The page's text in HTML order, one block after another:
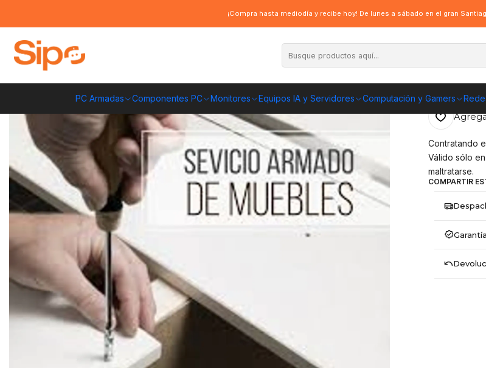
PC Armadas Componentes PC Monitores Equipos IA y Servidores Computación y Gamers
¡Compra hasta mediodía y recibe hoy! De lunes a sábado en el gran
ENVÍO
Contratando
Válido sólo
maltratarse.
COMPARTIR
Garantía